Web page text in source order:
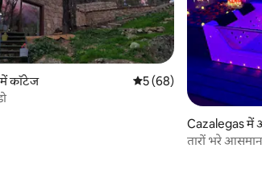
कॉटेज औसत रेटिंग 5 में से 5, 68
5 (68)
Cazalegas में
तारों भरे